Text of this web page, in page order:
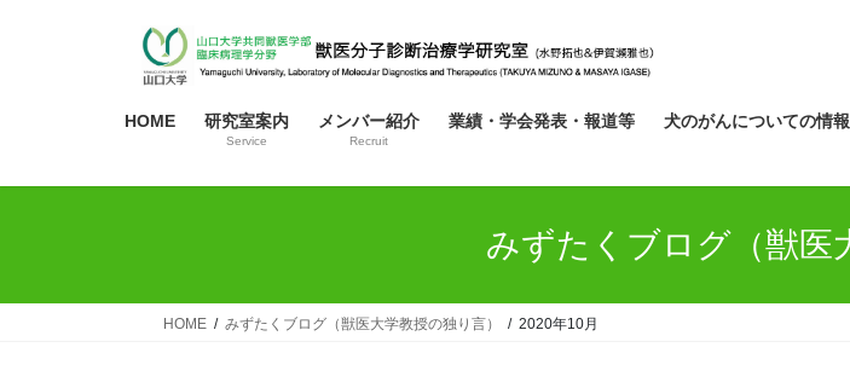
ス
ン
HOME 研究室案内
Service
メンバー紹介
Recruit
業績・学会発表・報道等 犬のがんについての情報
みずたくブログ（獣医
HOME みずたくブログ（獣医大学教授の独り言） 2020年10月